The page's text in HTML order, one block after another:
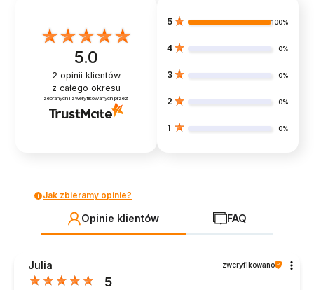
5.0
2 opinii klientów
z całego okresu
zebranych i zweryfikowanych przez
5 100%
4 0%
3 0%
2 0%
1 0%
Jak zbieramy opinie?
Opinie klientów FAQ
Julia zweryfikowano
5